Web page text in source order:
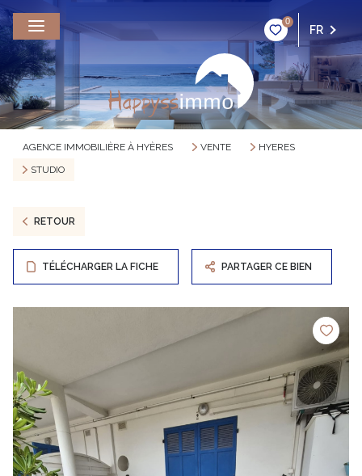
0
FR
AGENCE IMMOBILIÈRE À HYÈRES VENTE
HYERES
STUDIO
RETOUR
TÉLÉCHARGER LA FICHE PARTAGER CE BIEN